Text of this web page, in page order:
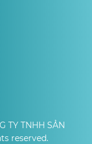
TY TNHH SẢN
reserved.